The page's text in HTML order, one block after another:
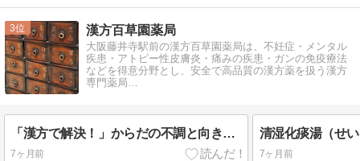
3 漢方百草園薬局
大阪藤井寺駅前の漢方百草園薬局は、不妊症・メンタル
疾患・アトピー性皮膚炎・痛みの疾患・ガンの免疫療法
などを得意分野とし、安全で高品質の漢方薬を扱う漢方
専門薬局…
「漢方で解決！」からだの不調と向き合う自然の力
7ヶ月前
清湿化痰湯（せ
7ヶ月前